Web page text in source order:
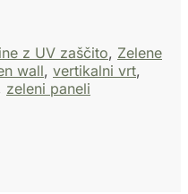
z UV zaščito, Zelene
wall, vertikalni vrt,
zeleni paneli